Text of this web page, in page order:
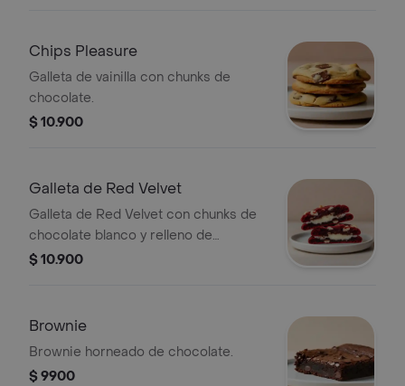
Chips Pleasure
Galleta de vainilla con chunks de
chocolate.
$ 10.900
Galleta de Red Velvet
Galleta de Red Velvet con chunks de
chocolate blanco y relleno de
Cheesecake.
$ 10.900
Brownie
Brownie horneado de chocolate.
$ 9900